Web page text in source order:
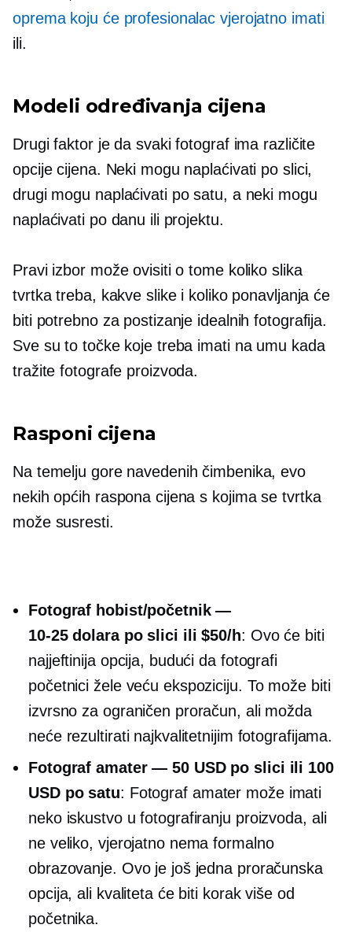
oprema koju će profesionalac vjerojatno imati
ili.
Modeli određivanja cijena
Drugi faktor je da svaki fotograf ima različite
opcije cijena. Neki mogu naplaćivati ​​po slici,
drugi mogu naplaćivati ​​po satu, a neki mogu
naplaćivati ​​po danu ili projektu.
Pravi izbor može ovisiti o tome koliko slika
tvrtka treba, kakve slike i koliko ponavljanja će
biti potrebno za postizanje idealnih fotografija.
Sve su to točke koje treba imati na umu kada
tražite fotografe proizvoda.
Rasponi cijena
Na temelju gore navedenih čimbenika, evo
nekih općih raspona cijena s kojima se tvrtka
može susresti.
Fotograf hobist/početnik —
10-25 dolara po slici ili $50/h: Ovo će biti
najjeftinija opcija, budući da fotografi
početnici žele veću ekspoziciju. To može biti
izvrsno za ograničen proračun, ali možda
neće rezultirati najkvalitetnijim fotografijama.
Fotograf amater — 50 USD po slici ili 100
USD po satu: Fotograf amater može imati
neko iskustvo u fotografiranju proizvoda, ali
ne veliko, vjerojatno nema formalno
obrazovanje. Ovo je još jedna proračunska
opcija, ali kvaliteta će biti korak više od
početnika.